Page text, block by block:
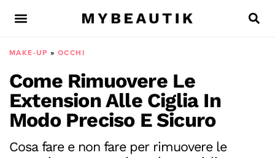
MAKE-UP »OCCHI
Come Rimuovere Le
Extension Alle Ciglia In
Modo Preciso E Sicuro
Cosa fare e non fare per rimuovere le